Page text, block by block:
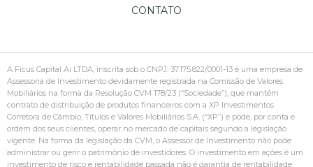
CONTATO
A Ficus Capital Ai LTDA, inscrita sob o CNPJ: 37.175.822/0001-13 é uma empresa de
Assessoria de Investimento devidamente registrada na Comissão de Valores
Mobiliários na forma da Resolução CVM 178/23 (“Sociedade”), que mantém
contrato de distribuição de produtos financeiros com a XP Investimentos
Corretora de Câmbio, Títulos e Valores Mobiliários S.A. (“XP”) e pode, por conta e
ordem dos seus clientes, operar no mercado de capitais segundo a legislação
vigente. Na forma da legislação da CVM, o Assessor de Investimento não pode
administrar ou gerir o patrimônio de investidores. O investimento em ações é um
investimento de risco e rentabilidade passada não é garantia de rentabilidade